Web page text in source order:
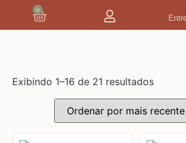
0
Home
Exibindo 1–16 de 21 resultados